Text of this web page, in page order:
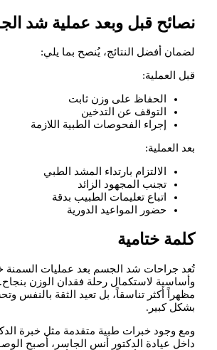
نصائح قبل وبعد عملية شد
لضمان أفضل النتائج، يُنصح بما يلي:
قبل العملية:
الحفاظ على وزن ثابت
التوقف عن التدخين
إجراء الفحوصات الطبية اللازمة
بعد العملية:
الالتزام بارتداء المشد الطبي
تجنب المجهود الزائد
اتباع تعليمات الطبيب بدقة
حضور المواعيد الدورية
كلمة ختامية
تُعد جراحات شد الجسم بعد عمليات السمنة
وأساسية لاستكمال رحلة فقدان الوزن
مظهراً أكثر تناسقاً، بل تعيد الثقة بالنفس
بشكل كبير.
ومع وجود خبرات طبية متقدمة مثل خبرة
داخل عيادة الدكتور أنس الجاسر، أصبح